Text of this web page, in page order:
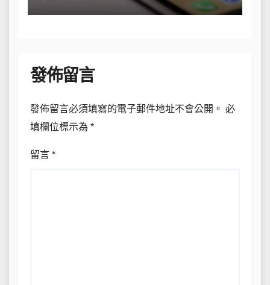
發佈留言
發佈留言必須填寫的電子郵件地址不會公開。 必
填欄位標示為 *
留言 *